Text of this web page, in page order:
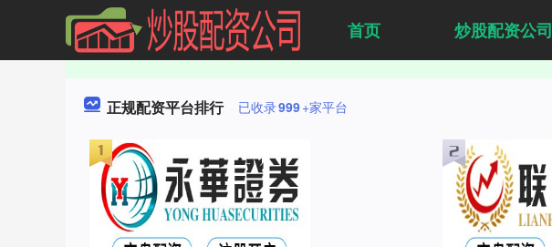
首页 炒股配资公司
正规配资平台排行 已收录999+家平台